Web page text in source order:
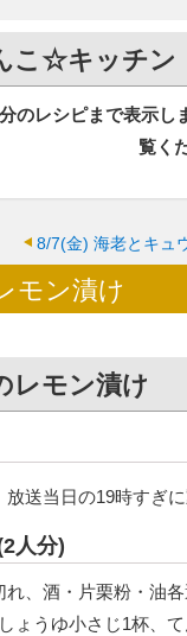
こ☆キッチン
のレシピまで表示し
覧く
8/7(金) 海老とキュ
モン漬け
レモン漬け
放送当日の19時すぎ
人分)
れ、酒・片栗粉・油
ょうゆ小さじ1杯、